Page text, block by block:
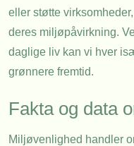
eller støtte
deres miljøpåvirkning.
daglige liv kan vi hver
grønnere fremtid.
Fakta og data
Miljøvenlighed handler